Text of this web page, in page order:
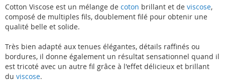
Cotton Viscose est un mélange de coton brillant et de viscose,
composé de multiples fils, doublement filé pour obtenir une
qualité belle et solide.
Très bien adapté aux tenues élégantes, détails raffinés ou
bordures, il donne également un résultat sensationnel quand il
est tricoté avec un autre fil grâce à l'effet délicieux et brillant
du viscose.